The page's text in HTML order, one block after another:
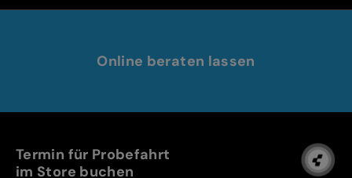
Online beraten lassen
Termin für Probefahrt
im Store buchen